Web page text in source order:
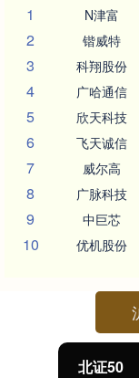
1
N津富
2 锴威特
3 科翔股份
4 广哈通信
5 欣天科技
6 飞天诚信
7 威尔高
8 广脉科技
9 中巨芯
10 优机股份
北证50